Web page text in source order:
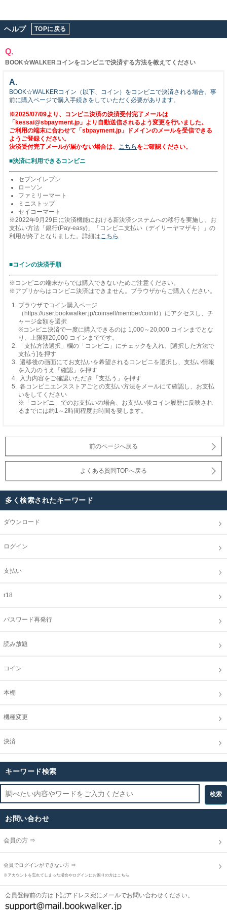
ヘルプ TOPに戻る
Q.
BOOK☆WALKERコインをコンビニで決済する方法を教えてください
A.
BOOK☆WALKERコイン（以下、コイン）をコンビニで決済される場合、事
前に購入ページで購入手続きをしていただく必要があります。
※2025/07/09より、コンビニ決済の決済受付完了メールは
「 kessai@sbpayment.jp」 より自動送信されるよう変更を行いました。
ご利用の端末に合わせて 「sbpayment.jp」
ドメインのメールを受信できる
ようご登録ください。
決済受付完了メールが届かない場合は、 こちらをご確認ください。
■決済に利用できるコンビニ
セブンイレブン
ローソン
ファミリーマート
ミニストップ
セイコーマート
※2022年9月29日に決済機能における新決済システムへの移行を実施し、お
支払い方法「銀行(Pay-easy)」「コンビニ支払い（デイリーヤマザキ）」の
利用が終了となりました。詳細はこちら
■コインの決済手順
※コンビニの端末からでは購入できないためご注意ください。
※アプリからはコンビニ決済はできません。ブラウザからご購入ください。
ブラウザでコイン購入ページ
（https://user.bookwalker.jp/coinsell/member/coinId）にアクセスし、チ
ャージ金額を選択
※コンビニ決済で一度に購入できるのは 1,000～20,000 コインまでとな
り、上限額20,000 コインまでです。
「支払方法選択」欄の「コンビニ」にチェックを入れ、[選択した方法で
支払う]を押す
遷移後の画面にてお支払いを希望されるコンビニを選択し、支払い情報
を入力のうえ「確認」を押す
入力内容をご確認いただき「支払う」を押す
各コンビニエンスストアごとの支払い方法をメールにて確認し、お支払
いをしてください
※「コンビニ」でのお支払いの場合、お支払い後コイン履歴に反映され
るまでには約1～2時間程度お時間を要します。
前のページへ戻る
よくある質問TOPへ戻る
多く検索されたキーワード
ダウンロード
ログイン
支払い
r18
パスワード再発行
読み放題
コイン
本棚
機種変更
決済
キーワード検索
お問い合わせ
会員の方 ⇒
会員でログインができない方 ⇒
※アカウントを忘れてしまった場合やログインにお困りの方はこちら
会員登録前の方は下記アドレス宛にメールでお問い合わせください。